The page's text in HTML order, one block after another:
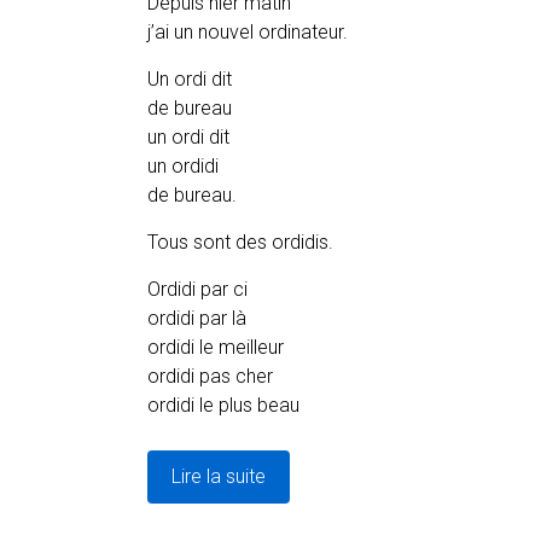
j’ai un nouvel ordinateur.
Un ordi dit
de bureau
un ordi dit
un ordidi
de bureau.
Tous sont des ordidis.
Ordidi par ci
ordidi par là
ordidi le meilleur
ordidi pas cher
ordidi le plus beau
Lire la suite